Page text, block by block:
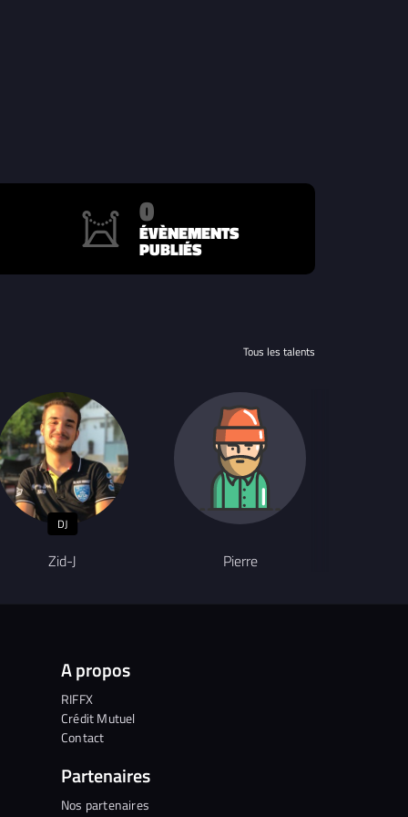
0
ÉVÈNEMENTS
PUBLIÉS
Tous les talents
DJ
Zid-J Pierre
A propos
RIFFX
Crédit Mutuel
Contact
Partenaires
Nos partenaires